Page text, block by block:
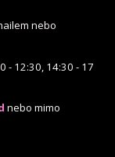
nebo
- 12:30, 14:30 - 17
nebo mimo